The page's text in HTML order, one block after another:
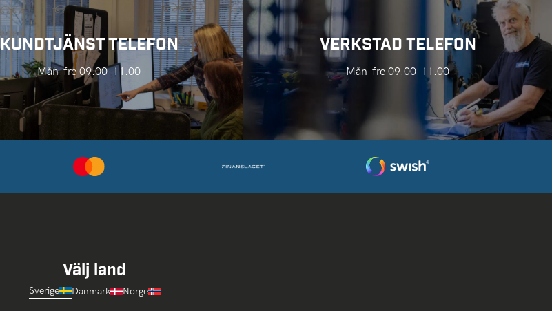
KUNDTJÄNST TELEFON
Mån-fre 09.00-11.00
VERKSTAD TELEFON
Mån-fre 09.00-11.00
Välj land
Sverige Danmark Norge